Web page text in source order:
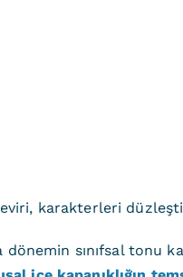
karakterleri
dönemin sınıfsal tonu